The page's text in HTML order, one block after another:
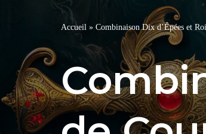
Accueil » Combinaison Dix d’Épées et